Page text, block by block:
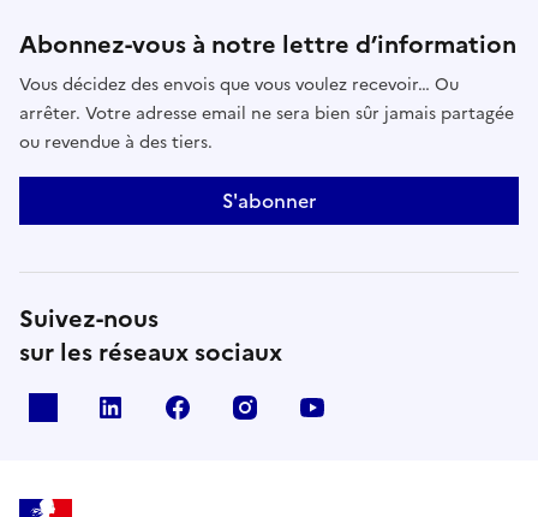
Abonnez-vous à notre lettre d’information
Vous décidez des envois que vous voulez recevoir… Ou
arrêter. Votre adresse email ne sera bien sûr jamais partagée
ou revendue à des tiers.
S'abonner
Suivez-nous
sur les réseaux sociaux
linkedin facebook instagram